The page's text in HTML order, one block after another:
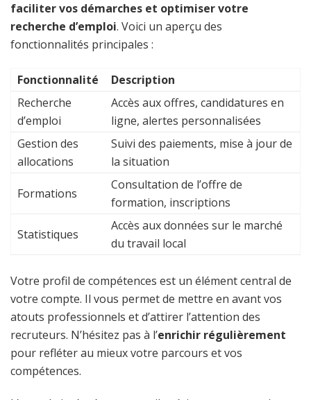
faciliter vos démarches et optimiser votre
recherche d’emploi. Voici un aperçu des
fonctionnalités principales :
Fonctionnalité
Description
Recherche
d’emploi
Accès aux offres, candidatures en
ligne, alertes personnalisées
Gestion des
allocations
Suivi des paiements, mise à jour de
la situation
Formations
Consultation de l’offre de
formation, inscriptions
Statistiques
Accès aux données sur le marché
du travail local
Votre profil de compétences est un élément central de
votre compte. Il vous permet de mettre en avant vos
atouts professionnels et d’attirer l’attention des
recruteurs. N’hésitez pas à l’enrichir régulièrement
pour refléter au mieux votre parcours et vos
compétences.